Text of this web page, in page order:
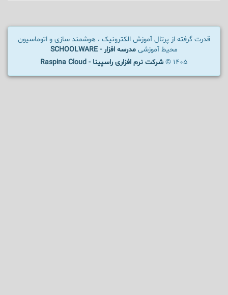
قدرت گرفته از پرتال آموزش الکترونیک ، هوشمند سازی و اتوماسیون
محیط آموزشی مدرسه افزار - SCHOOLWARE
1405 ©
شرکت نرم افزاری راسپینا - Raspina Cloud